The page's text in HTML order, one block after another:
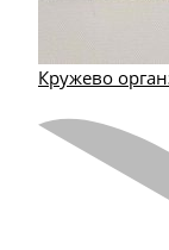
Кружево